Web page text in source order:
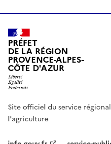
PRÉFET
DE LA RÉGION
PROVENCE-ALPES-
CÔTE D'AZUR
Site officiel du service
l'agriculture